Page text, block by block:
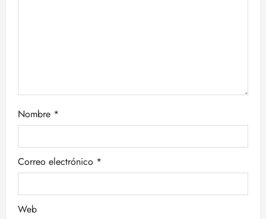
t
r
a
d
a
Nombre *
Correo electrónico *
Web